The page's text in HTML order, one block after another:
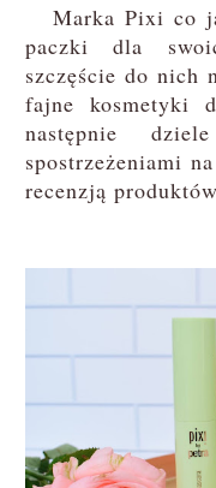
Marka Pixi co
paczki dla
szczęście do nich
fajne kosmetyki
następnie
spostrzeżeniami
recenzją